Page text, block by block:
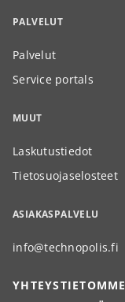
PALVELUT
Palvelut
Service portals
MUUT
Laskutustiedot
Tietosuojaselosteet
ASIAKASPALVELU
info@technopolis.fi
YHTEYSTIETOMME